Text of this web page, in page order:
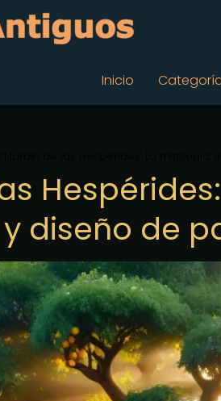
Inicio
diseño de